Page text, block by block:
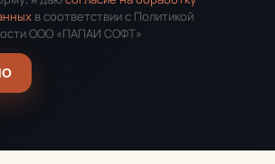
в соответствии с Политикой
ООО «ПАПАИ СОФТ»